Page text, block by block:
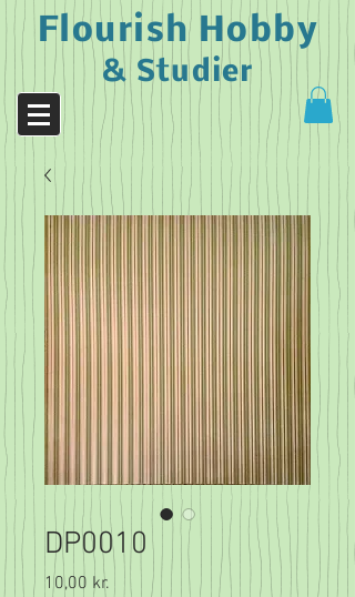
Flourish Hobby
& Studier
DP0010
10,00 kr.